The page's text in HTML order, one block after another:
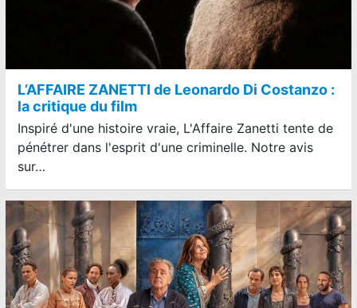
L’AFFAIRE ZANETTI de Leonardo Di Costanzo :
la critique du film
Inspiré d'une histoire vraie, L'Affaire Zanetti tente de
pénétrer dans l'esprit d'une criminelle. Notre avis
sur…